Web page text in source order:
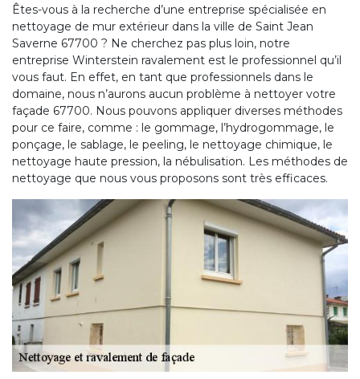
Êtes-vous à la recherche d’une entreprise spécialisée en
nettoyage de mur extérieur dans la ville de Saint Jean
Saverne 67700 ? Ne cherchez pas plus loin, notre
entreprise Winterstein ravalement est le professionnel qu’il
vous faut. En effet, en tant que professionnels dans le
domaine, nous n’aurons aucun problème à nettoyer votre
façade 67700. Nous pouvons appliquer diverses méthodes
pour ce faire, comme : le gommage, l’hydrogommage, le
ponçage, le sablage, le peeling, le nettoyage chimique, le
nettoyage haute pression, la nébulisation. Les méthodes de
nettoyage que nous vous proposons sont très efficaces.